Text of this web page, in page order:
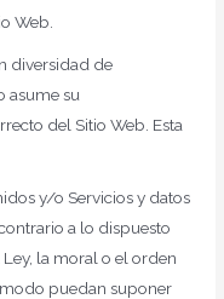
Web.
diversidad de
asume su
del Sitio Web. Esta
y/o Servicios y datos
a lo dispuesto
la moral o el orden
puedan suponer